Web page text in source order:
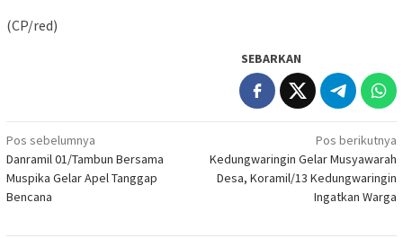
(CP/red)
SEBARKAN
Navigasi
pos
Pos sebelumnya
Danramil 01/Tambun Bersama
Muspika Gelar Apel Tanggap
Bencana
Pos berikutnya
Kedungwaringin Gelar Musyawarah
Desa, Koramil/13 Kedungwaringin
Ingatkan Warga